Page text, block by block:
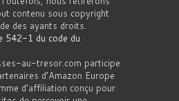
contenu sous copyright
des ayants droits.
542-1 du code du
au-tresor.com participe
d’Amazon Europe
d’affiliation conçu pour